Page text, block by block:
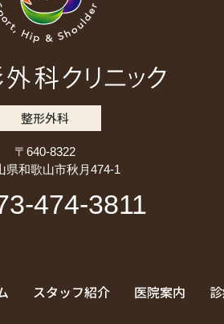
整形外科
〒640-8322
県和歌山市秋月474-1
474-3811
スタッフ紹介 医院案内